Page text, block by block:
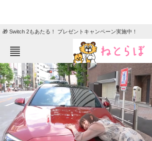
🎁 Switch 2もあたる！ プレゼントキャンペーン実施中！
ねとらぼメニュー
TOP ニュース
エンタメ クイズ
グルメ 地域
住まい 教育・育児